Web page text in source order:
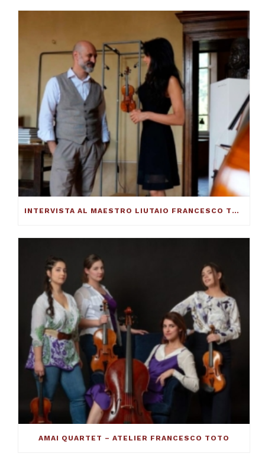
INTERVISTA AL MAESTRO LIUTAIO FRANCESCO TOTO: ECCO COME SI COSTRUISCE UN VIOLINO ECCELLENTE
AMAI QUARTET – ATELIER FRANCESCO TOTO